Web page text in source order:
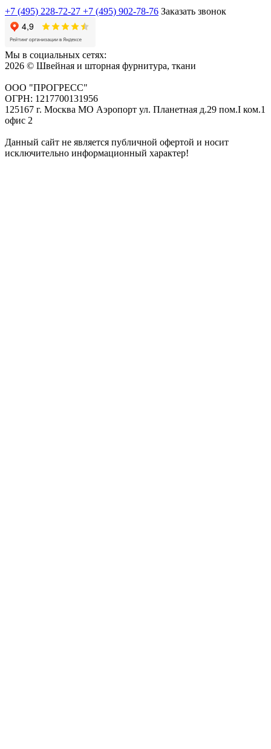
+7 (495) 228-72-27 +7 (495) 902-78-76 Заказать звонок
Мы в социальных сетях:
2026 © Швейная и шторная фурнитура, ткани
ООО "ПРОГРЕСС"
ОГРН: 1217700131956
125167 г. Москва МО Аэропорт ул. Планетная д.29 пом.I ком.1
офис 2
Данный сайт не является публичной офертой и носит
исключительно информационный характер!